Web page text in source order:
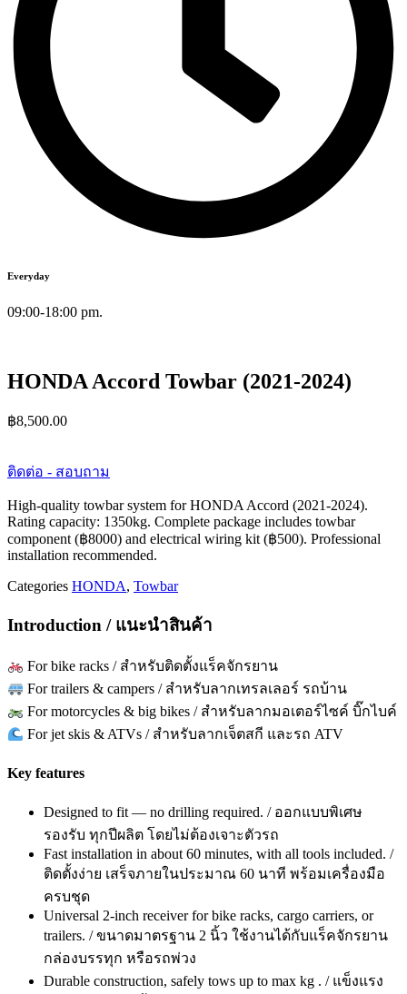
Everyday
09:00-18:00 pm.
HONDA Accord Towbar (2021-2024)
฿8,500.00
ติดต่อ - สอบถาม
High-quality towbar system for HONDA Accord (2021-2024).
Rating capacity: 1350kg. Complete package includes towbar
component (฿8000) and electrical wiring kit (฿500). Professional
installation recommended.
Categories HONDA, Towbar
Introduction / แนะนำสินค้า
For bike racks / สำหรับติดตั้งแร็คจักรยาน
For trailers & campers / สำหรับลากเทรลเลอร์ รถบ้าน
For motorcycles & big bikes / สำหรับลากมอเตอร์ไซค์ บิ๊กไบค์
For jet skis & ATVs / สำหรับลากเจ็ตสกี และรถ ATV
Key features
Designed to fit — no drilling required. / ออกแบบพิเศษ
รองรับ ทุกปีผลิต โดยไม่ต้องเจาะตัวรถ
Fast installation in about 60 minutes, with all tools included. /
ติดตั้งง่าย เสร็จภายในประมาณ 60 นาที พร้อมเครื่องมือ
ครบชุด
Universal 2-inch receiver for bike racks, cargo carriers, or
trailers. / ขนาดมาตรฐาน 2 นิ้ว ใช้งานได้กับแร็คจักรยาน
กล่องบรรทุก หรือรถพ่วง
Durable construction, safely tows up to max kg . / แข็งแรง